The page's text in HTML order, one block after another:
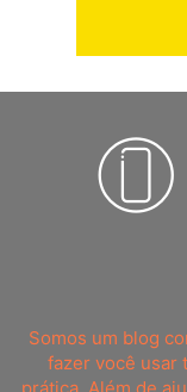
Somos um blog
fazer você usar
prática. Além de